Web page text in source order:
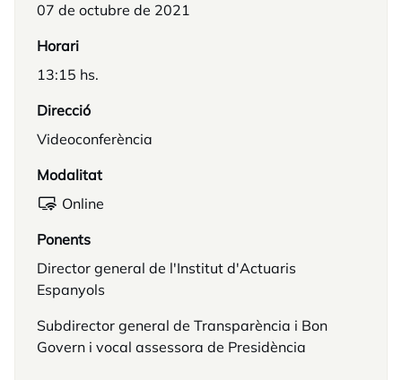
07 de octubre de 2021
Horari
13:15 hs.
Direcció
Videoconferència
Modalitat
Online
Ponents
Director general de l'Institut d'Actuaris
Espanyols
Subdirector general de Transparència i Bon
Govern i vocal assessora de Presidència